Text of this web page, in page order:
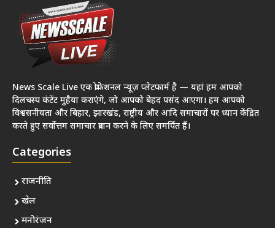
News Scale Live एक प्रोफेशनल न्यूज़ प्लेटफार्म है — यहां हम आपको
दिलचस्प कंटेंट मुहैया कराएंगे, जो आपको बेहद पसंद आएगा। हम आपको
विश्वसनीयता और बिहार, झारखंड, राष्ट्रीय और आदि समाचारों पर ध्यान केंद्रित
करते हुए सर्वोत्तम समाचार प्रदान करने के लिए समर्पित हैं।
Categories
राजनीति
खेल
मनोरंजन